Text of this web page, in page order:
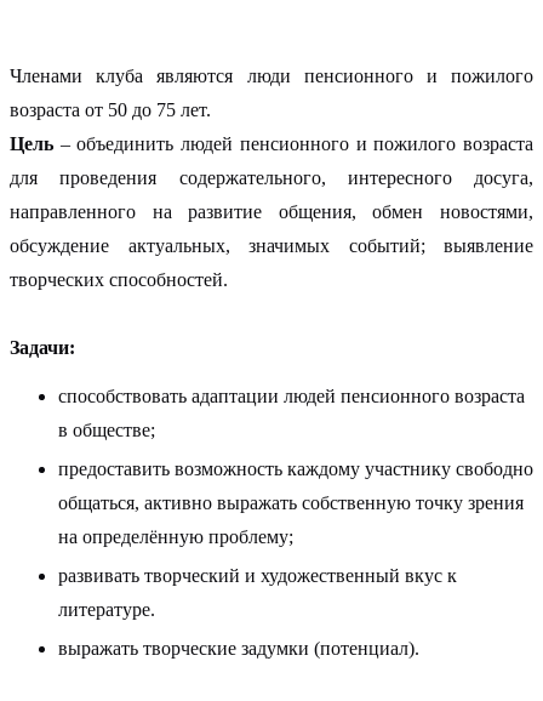
Членами клуба являются люди пенсионного и пожилого
возраста от 50 до 75 лет.
Цель – объединить людей пенсионного и пожилого возраста
для проведения содержательного, интересного досуга,
направленного на развитие общения, обмен новостями,
обсуждение актуальных, значимых событий; выявление
творческих способностей.
Задачи:
способствовать адаптации людей пенсионного возраста
в обществе;
предоставить возможность каждому участнику свободно
общаться, активно выражать собственную точку зрения
на определённую проблему;
развивать творческий и художественный вкус к
литературе.
выражать творческие задумки (потенциал).